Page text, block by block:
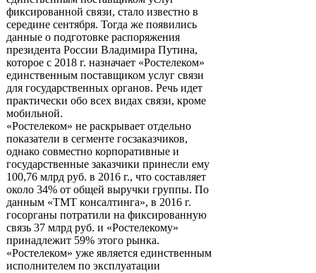
фиксированной связи, стало известно в
середине сентября. Тогда же появились
данные о подготовке распоряжения
президента России Владимира Путина,
которое с 2018 г. назначает «Ростелеком»
единственным поставщиком услуг связи
для государственных органов. Речь идет
практически обо всех видах связи, кроме
мобильной.
«Ростелеком» не раскрывает отдельно
показатели в сегменте госзаказчиков,
однако совместно корпоративные и
государственные заказчики принесли ему
100,76 млрд руб. в 2016 г., что составляет
около 34% от общей выручки группы. По
данным «ТМТ консалтинга», в 2016 г.
госорганы потратили на фиксированную
связь 37 млрд руб. и «Ростелекому»
принадлежит 59% этого рынка.
«Ростелеком» уже является единственным
исполнителем по эксплуатации